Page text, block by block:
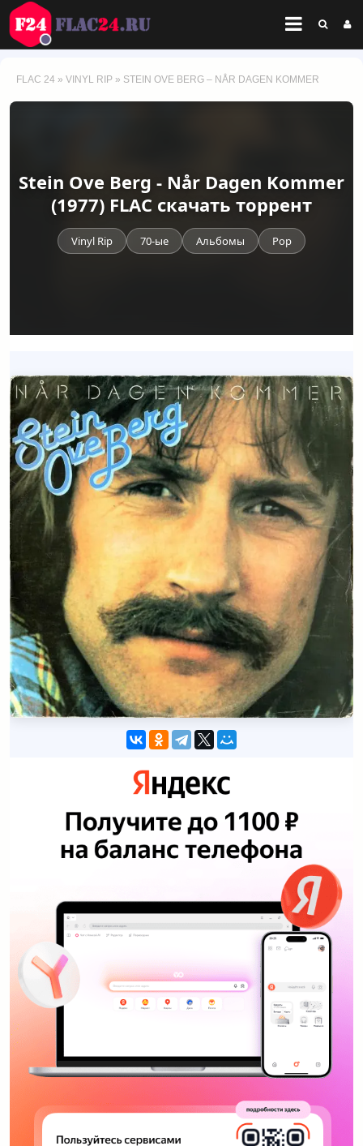
FLAC 24 » VINYL RIP » STEIN OVE BERG – NÅR DAGEN KOMMER
Stein Ove Berg - Når Dagen Kommer
(1977) FLAC скачать торрент
Vinyl Rip 70-ые Альбомы Pop